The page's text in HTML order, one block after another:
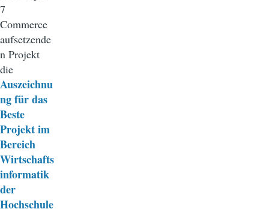
7
Commerce
aufsetzende
n Projekt
die
Auszeichnu
ng für das
Beste
Projekt im
Bereich
Wirtschafts
informatik
der
Hochschule